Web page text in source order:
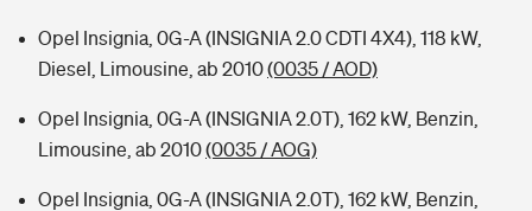
Opel Insignia, 0G-A (INSIGNIA 2.0 CDTI 4X4), 118 kW,
Diesel, Limousine, ab 2010(0035 / AOD)
Opel Insignia, 0G-A (INSIGNIA 2.0T), 162 kW, Benzin,
Limousine, ab 2010(0035 / AOG)
Opel Insignia, 0G-A (INSIGNIA 2.0T), 162 kW, Benzin,